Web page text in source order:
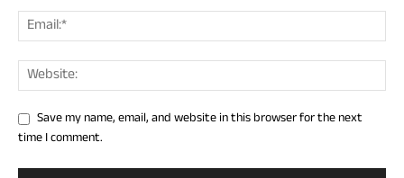
Save my name, email, and website in this browser for the next
time I comment.